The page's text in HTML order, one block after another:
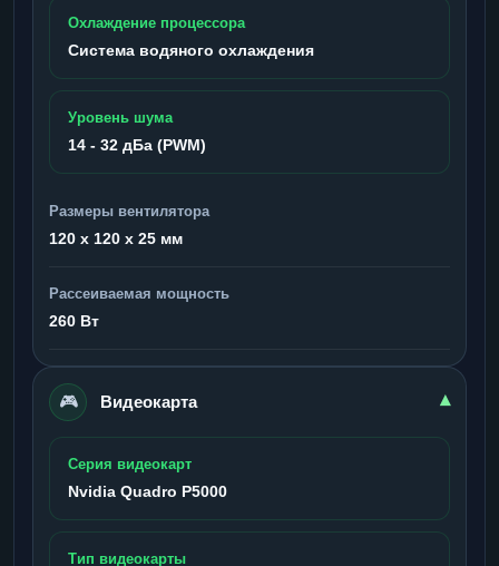
Охлаждение процессора
Система водяного охлаждения
Уровень шума
14 - 32 дБа (PWM)
Размеры вентилятора
120 x 120 x 25 мм
Рассеиваемая мощность
260 Вт
🎮 Видеокарта ▾
Серия видеокарт
Nvidia Quadro P5000
Тип видеокарты